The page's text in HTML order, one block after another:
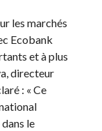
les marchés
Ecobank
et à plus
directeur
: « Ce
le